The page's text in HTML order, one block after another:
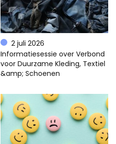
2 juli 2026
Informatiesessie over Verbond
voor Duurzame Kleding, Textiel
&amp; Schoenen